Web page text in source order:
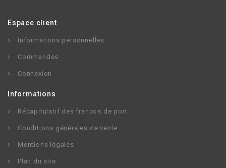
Espace client
Informations personnelles
Commandes
Connexion
Informations
Récapitulatif des francos de port
Conditions générales de vente
Mentions légales
Plan du site